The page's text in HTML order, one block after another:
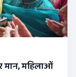
मान, महिलाओं